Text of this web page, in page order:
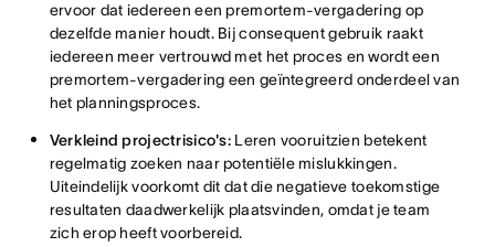
ervoor dat iedereen een premortem-vergadering op
dezelfde manier houdt. Bij consequent gebruik raakt
iedereen meer vertrouwd met het proces en wordt een
premortem-vergadering een geïntegreerd onderdeel van
het planningsproces.
Verkleind projectrisico's:Leren vooruitzien betekent
regelmatig zoeken naar potentiële mislukkingen.
Uiteindelijk voorkomt dit dat die negatieve toekomstige
resultaten daadwerkelijk plaatsvinden, omdat je team
zich erop heeft voorbereid.